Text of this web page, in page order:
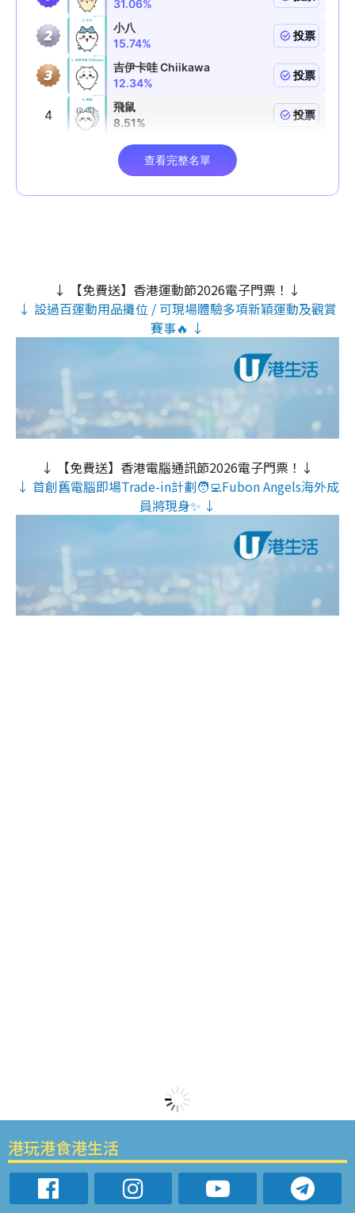
↓ 【免費送】香港運動節2026電子門票！↓
↓ 設過百運動用品攤位 / 可現場體驗多項新穎運動及觀賞
賽事🔥 ↓
↓ 【免費送】香港電腦通訊節2026電子門票！↓
↓ 首創舊電腦即場Trade-in計劃🧑‍💻Fubon Angels海外成
員將現身✨ ↓
港玩港食港生活